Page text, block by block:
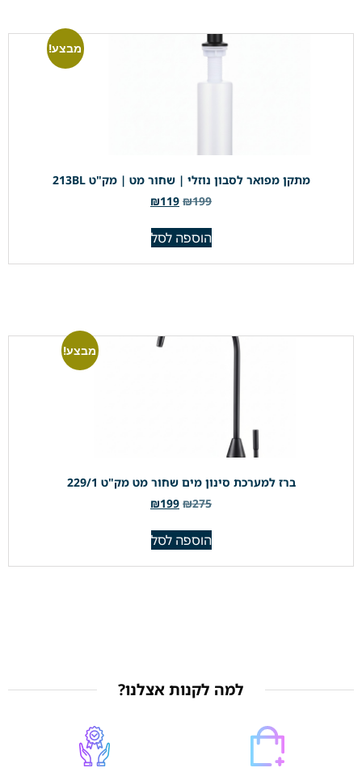
מבצע!
מתקן מפואר לסבון נוזלי | שחור מט | מק"ט 213BL
₪199
₪119
הוספה לסל
מבצע!
ברז למערכת סינון מים שחור מט מק"ט 229/1
₪275
₪199
הוספה לסל
למה לקנות אצלנו?